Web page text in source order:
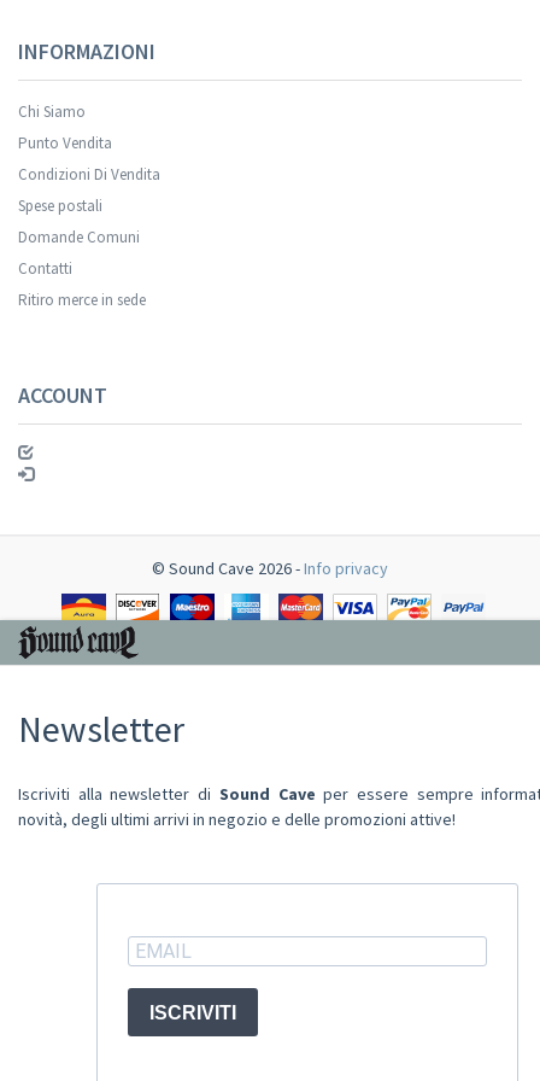
INFORMAZIONI
Chi Siamo
Punto Vendita
Condizioni Di Vendita
Spese postali
Domande Comuni
Contatti
Ritiro merce in sede
ACCOUNT
© Sound Cave 2026 -Info privacy
Newsletter
Iscriviti alla newsletter di Sound Cave per essere sempre
novità, degli ultimi arrivi in negozio e delle promozioni attive!
ISCRIVITI